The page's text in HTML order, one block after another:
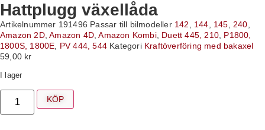
Hattplugg växellåda
Artikelnummer 191496 Passar till bilmodeller 142 144 145 240
Amazon 2D,Amazon 4D ,Amazon Kombi, Duett 445, 210 P1800,
1800S, 1800E
PV 444, 544 Kategori Kraftöverföring med bakaxel
59,00 kr
I lager
KÖP